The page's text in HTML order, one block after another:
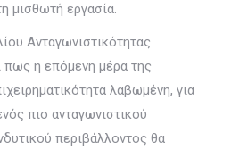
μισθωτή εργασία.
Ανταγωνιστικότητας
πως η επόμενη μέρα της
λαβωμένη, για
πιο ανταγωνιστικού
περιβάλλοντος θα